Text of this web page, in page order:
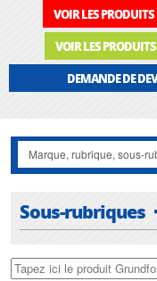
avec les gammes les plus
Grundfos.
Tous types depompes
pompe de
pompe de forage
livrables sous 24-48h partout
entier.
VOIR LES
VOIR LES
DEMANDE DE
Sous-rubriques